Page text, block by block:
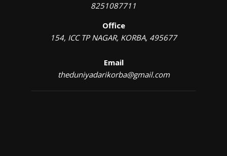
8251087711
Office
154, ICC TP NAGAR, KORBA, 495677
Email
theduniyadarikorba@gmail.com